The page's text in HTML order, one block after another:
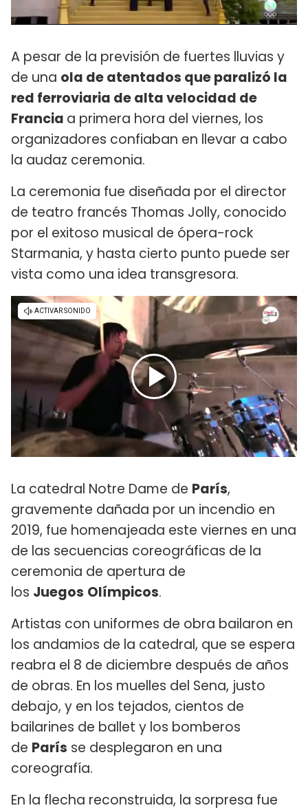
A pesar de la previsión de fuertes lluvias y
de una ola de atentados que paralizó la
red ferroviaria de alta velocidad de
Francia a primera hora del viernes, los
organizadores confiaban en llevar a cabo
la audaz ceremonia.
La ceremonia fue diseñada por el director
de teatro francés Thomas Jolly, conocido
por el exitoso musical de ópera-rock
Starmania, y hasta cierto punto puede ser
vista como una idea transgresora.
La catedral Notre Dame de París,
gravemente dañada por un incendio en
2019, fue homenajeada este viernes en una
de las secuencias coreográficas de la
ceremonia de apertura de
los Juegos Olímpicos.
Artistas con uniformes de obra bailaron en
los andamios de la catedral, que se espera
reabra el 8 de diciembre después de años
de obras. En los muelles del Sena, justo
debajo, y en los tejados, cientos de
bailarines de ballet y los bomberos
de París se desplegaron en una
coreografía.
En la flecha reconstruida, la sorpresa fue